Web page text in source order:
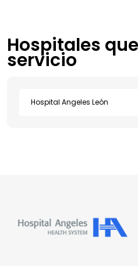
Hospitales
servicio